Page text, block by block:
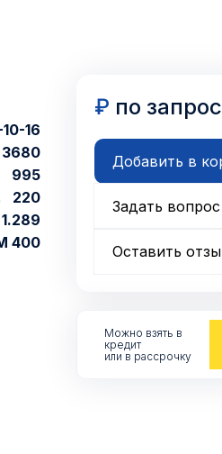
16
3680
995
220
1.289
400
₽ по
Добавить в
Задать вопрос
Оставить
Можно взять в
кредит
или в рассрочку